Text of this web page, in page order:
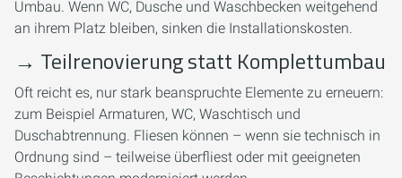
Umbau. Wenn WC, Dusche und Waschbecken weitgehend
an ihrem Platz bleiben, sinken die Installationskosten.
→ Teilrenovierung statt Komplettumbau
Oft reicht es, nur stark beanspruchte Elemente zu erneuern:
zum Beispiel Armaturen, WC, Waschtisch und
Duschabtrennung. Fliesen können – wenn sie technisch in
Ordnung sind – teilweise überfliest oder mit geeigneten